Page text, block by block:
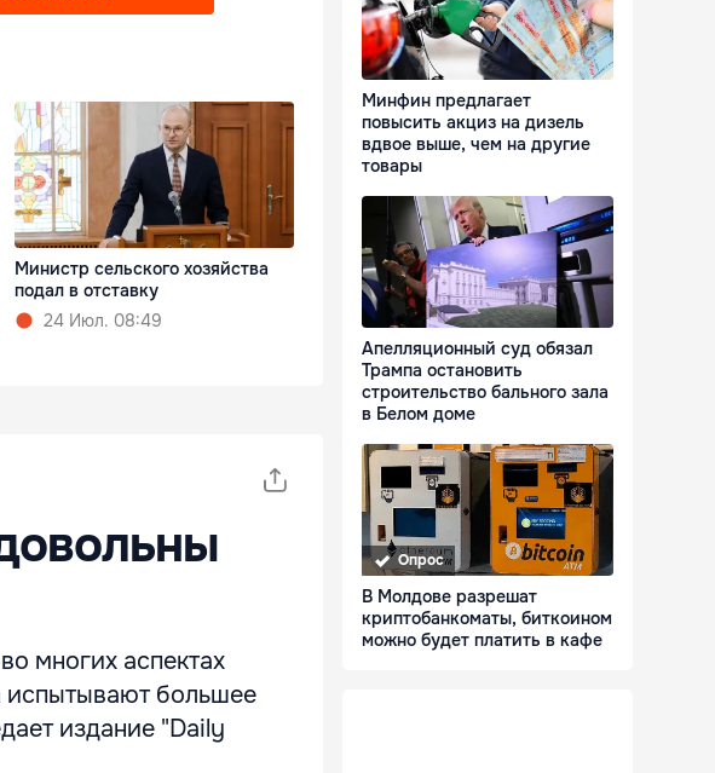
Министр сельского хозяйства
подал в отставку
24 Июл. 08:49
многих аспектах
испытывают большее
издание "Daily
Минфин предлагает
повысить акциз на дизель
вдвое выше, чем на другие
товары
Апелляционный суд обязал
Трампа остановить
строительство бального зала
в Белом доме
Опрос
В Молдове разрешат
криптобанкоматы, биткоином
можно будет платить в кафе